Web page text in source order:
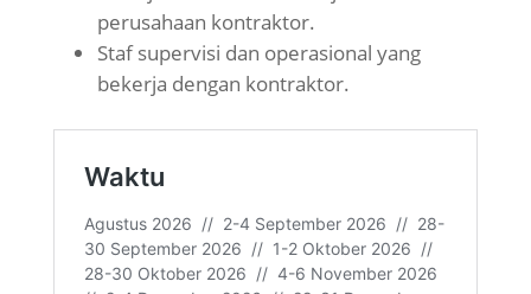
perusahaan kontraktor.
Staf supervisi dan operasional yang
bekerja dengan kontraktor.